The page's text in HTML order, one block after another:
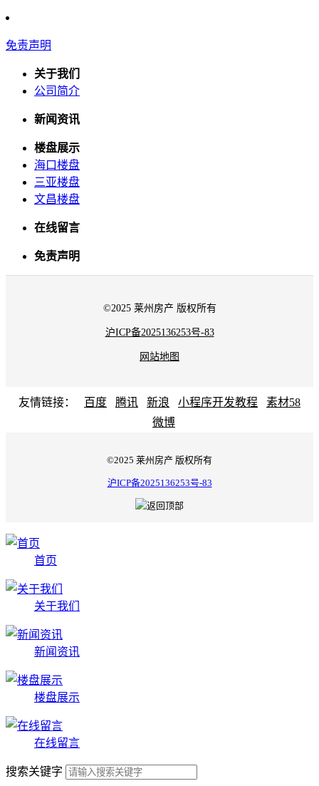
免责声明
关于我们
公司简介
新闻资讯
楼盘展示
海口楼盘
三亚楼盘
文昌楼盘
在线留言
免责声明
©2025 莱州房产 版权所有
沪ICP备2025136253号-83
网站地图
友情链接： 百度 腾讯 新浪 小程序开发教程
素材58
微博
©2025 莱州房产 版权所有
沪ICP备2025136253号-83
首页
关于我们
新闻资讯
楼盘展示
在线留言
搜索关键字